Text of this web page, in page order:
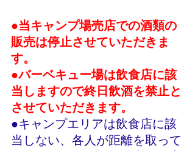
●当キャンプ場売店での酒類の
販売は停止させていただきま
す。
●バーベキュー場は飲食店に該
当しますので終日飲酒を禁止と
させていただきます。
●キャンプエリアは飲食店に該
当しない、各人が距離を取って